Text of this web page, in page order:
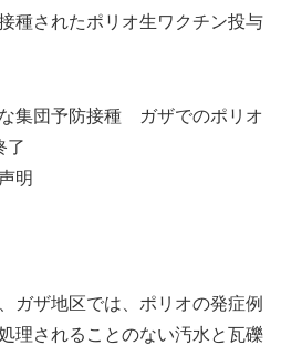
種されたポリオ生ワクチン投与
集団予防接種 ガザでのポリオ
了
明
ガザ地区では、ポリオの発症例
理されることのない汚水と瓦礫